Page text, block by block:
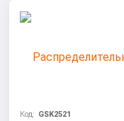
Код: GSK2521